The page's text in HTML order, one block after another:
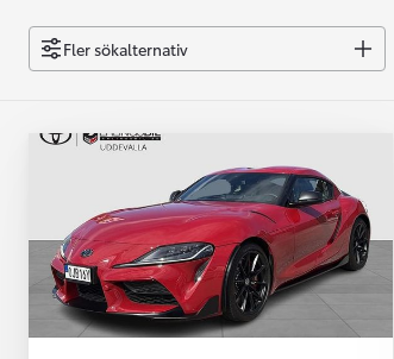
Easy Billån
GR Yaris
BENSIN
Fler sökalternativ